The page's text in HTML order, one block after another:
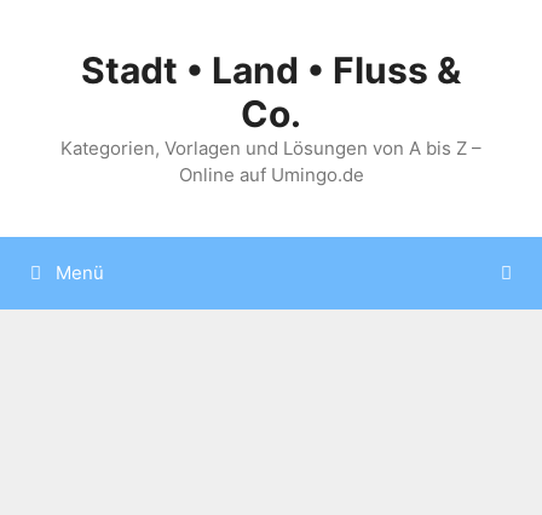
springenStadt • Land • Fluss &
Co.
Kategorien, Vorlagen und Lösungen von A bis Z –
Online auf Umingo.de
Menü